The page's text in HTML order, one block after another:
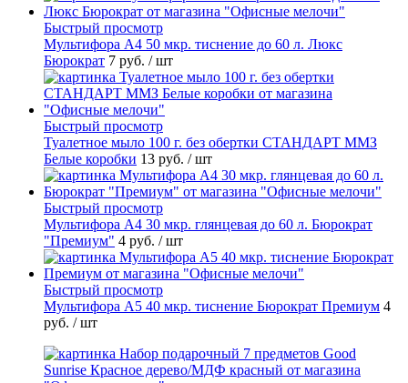
Быстрый просмотр
Мультифора А4 50 мкр. тиснение до 60 л. Люкс
Бюрократ 7 руб. / шт
Быстрый просмотр
Туалетное мыло 100 г. без обертки СТАНДАРТ ММЗ
Белые коробки 13 руб. / шт
Быстрый просмотр
Мультифора А4 30 мкр. глянцевая до 60 л. Бюрократ
"Премиум" 4 руб. / шт
Быстрый просмотр
Мультифора А5 40 мкр. тиснение Бюрократ Премиум 4
руб. / шт